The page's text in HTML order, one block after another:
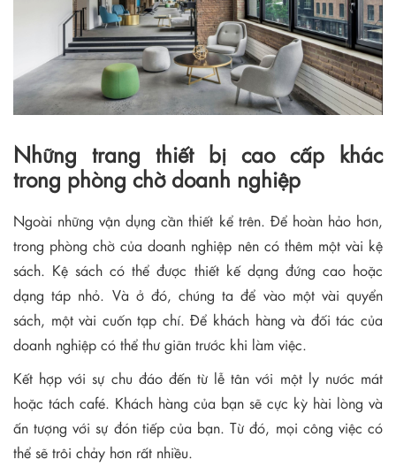
Những trang thiết bị cao cấp khác
trong phòng chờ doanh nghiệp
Ngoài những vận dụng cần thiết kể trên. Để hoàn hảo hơn,
trong phòng chờ của doanh nghiệp nên có thêm một vài kệ
sách. Kệ sách có thể được thiết kế dạng đứng cao hoặc
dạng táp nhỏ. Và ở đó, chúng ta để vào một vài quyển
sách, một vài cuốn tạp chí. Để khách hàng và đối tác của
doanh nghiệp có thể thư giãn trước khi làm việc.
Kết hợp với sự chu đáo đến từ lễ tân với một ly nước mát
hoặc tách café. Khách hàng của bạn sẽ cực kỳ hài lòng và
ấn tượng với sự đón tiếp của bạn. Từ đó, mọi công việc có
thể sẽ trôi chảy hơn rất nhiều.